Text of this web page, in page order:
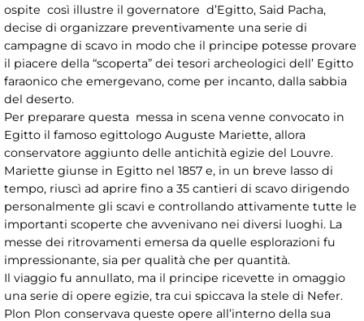
ospite così illustre il governatore d’Egitto, Said Pacha,
decise di organizzare preventivamente una serie di
campagne di scavo in modo che il principe potesse provare
il piacere della “scoperta” dei tesori archeologici dell’ Egitto
faraonico che emergevano, come per incanto, dalla sabbia
del deserto.
Per preparare questa messa in scena venne convocato in
Egitto il famoso egittologo Auguste Mariette, allora
conservatore aggiunto delle antichità egizie del Louvre.
Mariette giunse in Egitto nel 1857 e, in un breve lasso di
tempo, riuscì ad aprire fino a 35 cantieri di scavo dirigendo
personalmente gli scavi e controllando attivamente tutte le
importanti scoperte che avvenivano nei diversi luoghi. La
messe dei ritrovamenti emersa da quelle esplorazioni fu
impressionante, sia per qualità che per quantità.
Il viaggio fu annullato, ma il principe ricevette in omaggio
una serie di opere egizie, tra cui spiccava la stele di Nefer.
Plon Plon conservava queste opere all’interno della sua